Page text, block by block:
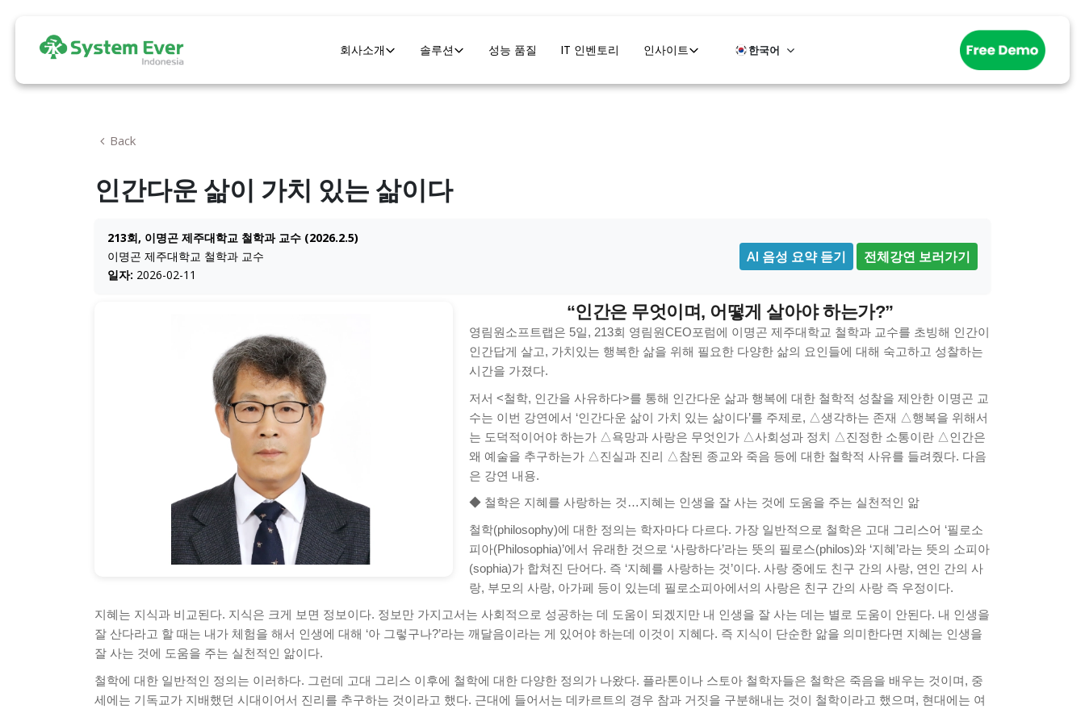
회사소개 솔루션 성능 품질 IT 인벤토리 인사이트 한국어
Back
인간다운 삶이 가치 있는 삶이다
213회, 이명곤 제주대학교 철학과 교수 (2026.2.5)
이명곤 제주대학교 철학과 교수
일자: 2026-02-11
AI 음성 요약 듣기 전체강연 보러가기
“인간은 무엇이며, 어떻게 살아야 하는가?”
영림원소프트랩은 5일, 213회 영림원CEO포럼에 이명곤 제주대학교 철학과 교수를 초빙해 인간이
인간답게 살고, 가치있는 행복한 삶을 위해 필요한 다양한 삶의 요인들에 대해 숙고하고 성찰하는
시간을 가졌다.
저서 <철학, 인간을 사유하다>를 통해 인간다운 삶과 행복에 대한 철학적 성찰을 제안한 이명곤 교
수는 이번 강연에서 ‘인간다운 삶이 가치 있는 삶이다’를 주제로, △생각하는 존재 △행복을 위해서
는 도덕적이어야 하는가 △욕망과 사랑은 무엇인가 △사회성과 정치 △진정한 소통이란 △인간은
왜 예술을 추구하는가 △진실과 진리 △참된 종교와 죽음 등에 대한 철학적 사유를 들려줬다. 다음
은 강연 내용.
◆ 철학은 지혜를 사랑하는 것…지혜는 인생을 잘 사는 것에 도움을 주는 실천적인 앎
철학(philosophy)에 대한 정의는 학자마다 다르다. 가장 일반적으로 철학은 고대 그리스어 ‘필로소
피아(Philosophia)’에서 유래한 것으로 ‘사랑하다’라는 뜻의 필로스(philos)와 ‘지혜’라는 뜻의 소피아
(sophia)가 합쳐진 단어다. 즉 ‘지혜를 사랑하는 것’이다. 사랑 중에도 친구 간의 사랑, 연인 간의 사
랑, 부모의 사랑, 아가페 등이 있는데 필로소피아에서의 사랑은 친구 간의 사랑 즉 우정이다.
지혜는 지식과 비교된다. 지식은 크게 보면 정보이다. 정보만 가지고서는 사회적으로 성공하는 데 도움이 되겠지만 내 인생을 잘 사는 데는 별로 도움이 안된다. 내 인생을
잘 산다라고 할 때는 내가 체험을 해서 인생에 대해 ‘아 그렇구나?’라는 깨달음이라는 게 있어야 하는데 이것이 지혜다. 즉 지식이 단순한 앎을 의미한다면 지혜는 인생을
잘 사는 것에 도움을 주는 실천적인 앎이다.
철학에 대한 일반적인 정의는 이러하다. 그런데 고대 그리스 이후에 철학에 대한 다양한 정의가 나왔다. 플라톤이나 스토아 철학자들은 철학은 죽음을 배우는 것이며, 중
세에는 기독교가 지배했던 시대이어서 진리를 추구하는 것이라고 했다. 근대에 들어서는 데카르트의 경우 참과 거짓을 구분해내는 것이 철학이라고 했으며, 현대에는 여